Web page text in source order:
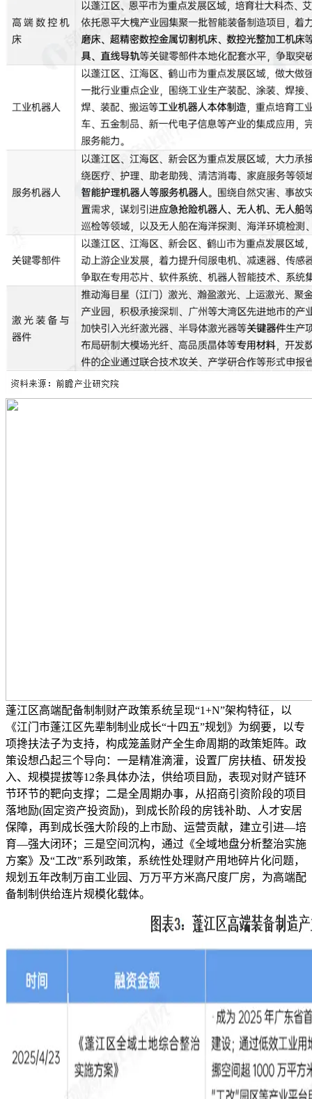
蓬江区高端配备制制财产政策系统呈现“1+N”架构特征，以
《江门市蓬江区先辈制制业成长“十四五”规划》为纲要，以专
项搀扶法子为支持，构成笼盖财产全生命周期的政策矩阵。政
策设想凸起三个导向：一是精准滴灌，设置厂房扶植、研发投
入、规模提拔等12条具体办法，供给项目励，表现对财产链环
节环节的靶向支撑；二是全周期办事，从招商引资阶段的项目
落地励(固定资产投资励)，到成长阶段的房钱补助、人才安居
保障，再到成长强大阶段的上市励、运营贡献，建立引进—培
育—强大闭环；三是空间沉构，通过《全域地盘分析整治实施
方案》及“工改”系列政策，系统性处理财产用地碎片化问题，
规划五年改制万亩工业园、万万平方米高尺度厂房，为高端配
备制制供给连片规模化载体。